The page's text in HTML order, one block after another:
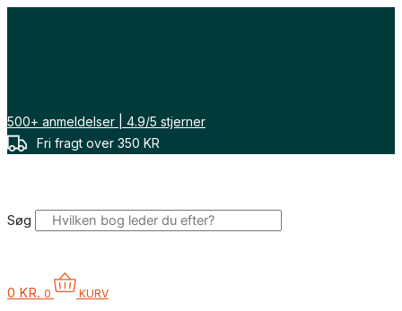
Gå
500+ anmeldelser | 4.9/5 stjerner
Fri fragt over 350 KR
Søg
0 KR. 0 KURV